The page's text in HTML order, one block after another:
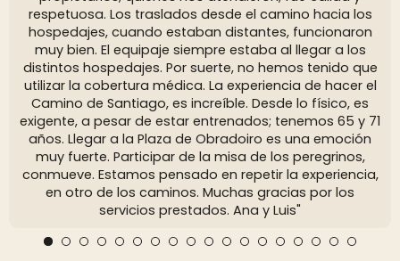
respetuosa. Los traslados desde el camino hacia los
hospedajes, cuando estaban distantes, funcionaron
muy bien. El equipaje siempre estaba al llegar a los
distintos hospedajes. Por suerte, no hemos tenido que
utilizar la cobertura médica. La experiencia de hacer el
Camino de Santiago, es increíble. Desde lo físico, es
exigente, a pesar de estar entrenados; tenemos 65 y 71
años. Llegar a la Plaza de Obradoiro es una emoción
muy fuerte. Participar de la misa de los peregrinos,
conmueve. Estamos pensado en repetir la experiencia,
en otro de los caminos. Muchas gracias por los
servicios prestados. Ana y Luis"